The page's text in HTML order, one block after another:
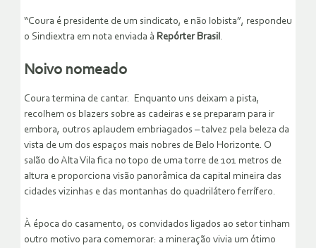
“Coura é presidente de um sindicato, e não lobista”, respondeu
o Sindiextra em nota enviada à Repórter Brasil.
Noivo nomeado
Coura termina de cantar. Enquanto uns deixam a pista,
recolhem os blazers sobre as cadeiras e se preparam para ir
embora, outros aplaudem embriagados – talvez pela beleza da
vista de um dos espaços mais nobres de Belo Horizonte. O
salão do Alta Vila fica no topo de uma torre de 101 metros de
altura e proporciona visão panorâmica da capital mineira das
cidades vizinhas e das montanhas do quadrilátero ferrífero.
À época do casamento, os convidados ligados ao setor tinham
outro motivo para comemorar: a mineração vivia um ótimo